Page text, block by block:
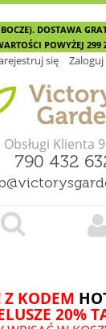
DOSTAWA
POWYŻEJ 299
się Zaloguj
Klienta
790 432
Z KODEM
20%